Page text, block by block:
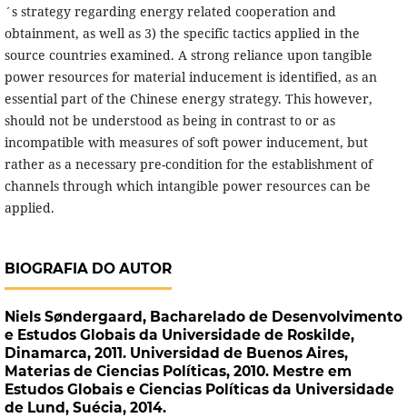
´s strategy regarding energy related cooperation and
obtainment, as well as 3) the specific tactics applied in the
source countries examined. A strong reliance upon tangible
power resources for material inducement is identified, as an
essential part of the Chinese energy strategy. This however,
should not be understood as being in contrast to or as
incompatible with measures of soft power inducement, but
rather as a necessary pre-condition for the establishment of
channels through which intangible power resources can be
applied.
BIOGRAFIA DO AUTOR
Niels Søndergaard, Bacharelado de Desenvolvimento
e Estudos Globais da Universidade de Roskilde,
Dinamarca, 2011. Universidad de Buenos Aires,
Materias de Ciencias Políticas, 2010. Mestre em
Estudos Globais e Ciencias Políticas da Universidade
de Lund, Suécia, 2014.